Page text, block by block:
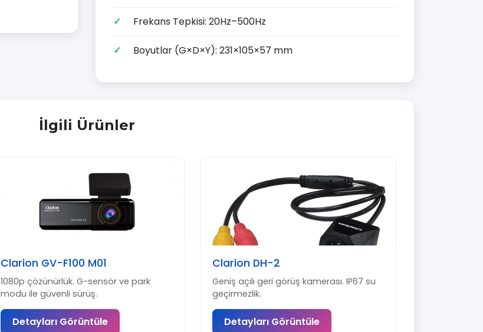
Frekans Tepkisi: 20Hz–500Hz
Boyutlar (G×D×Y): 231×105×57 mm
İlgili Ürünler
Clarion GV-F100 M01
1080p çözünürlük. G-sensör ve park
modu ile güvenli sürüş.
Detayları Görüntüle
Clarion DH-2
Geniş açılı geri görüş kamerası. IP67 su
geçirmezlik.
Detayları Görüntüle